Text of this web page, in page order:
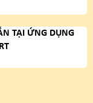
TẠI ỨNG DỤNG